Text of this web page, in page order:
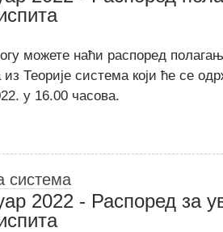
можете наћи распоред
из Теорије система који ће се
у 16.00 часова.
система
2022 - Распоред за